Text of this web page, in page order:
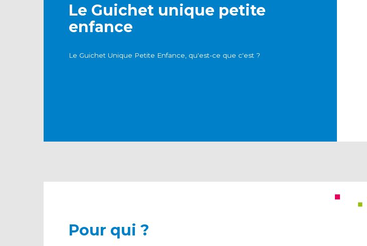
Le Guichet unique petite
enfance
Le Guichet Unique Petite Enfance, qu'est-ce que c'est ?
Pour qui ?